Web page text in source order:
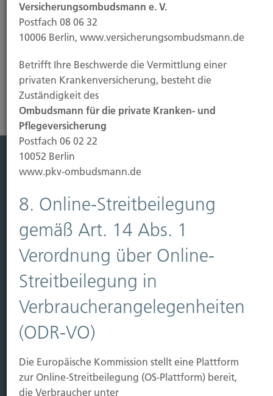
Anfahrt
Adressbeschreibung und Routenplanung finden Sie
hier.
Leistung
Leben
Vorsorgen
Sichern
Immobilien Vers.
Kauf Grundstück
Baufertigstellung/Hauskauf
Einzug/Vermietung
Schaden
Kontakt
Hubert Brück KG| Inhaber: Dipl. Ökonom Johannes
Versicherungsombudsmann e. V.
Postfach 08 06 32
10006 Berlin, www.versicherungsombudsmann.de
Betrifft Ihre Beschwerde die Vermittlung einer
privaten Krankenversicherung, besteht die
Zuständigkeit des
Ombudsmann für die private Kranken- und
Pflegeversicherung
Postfach 06 02 22
10052 Berlin
www.pkv-ombudsmann.de
8. Online-Streitbeilegung
gemäß Art. 14 Abs. 1
Verordnung über Online-
Streitbeilegung in
Verbraucherangelegenheiten
(ODR-VO)
Die Europäische Kommission stellt eine Plattform
zur Online-Streitbeilegung (OS-Plattform) bereit,
die Verbraucher unter